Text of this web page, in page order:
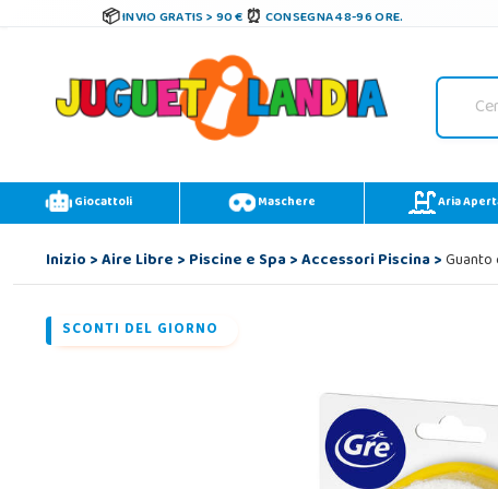
INVIO GRATIS > 90 € CONSEGNA 48-96 ORE.
Giocattoli Maschere Aria
Inizio>Aire Libre>Piscine e Spa>Accessori Piscina>Guanto
SCONTI DEL GIORNO